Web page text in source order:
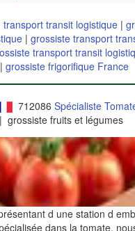
transport transit logistique |
| grossiste transport
transport transit
| grossiste frigorifique France
712086 Spécialiste
| grossiste fruits et légumes
d une station d
dans la tomate,